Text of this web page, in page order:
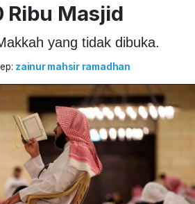
Ribu Masjid
yang tidak dibuka.
zainur mahsir ramadhan